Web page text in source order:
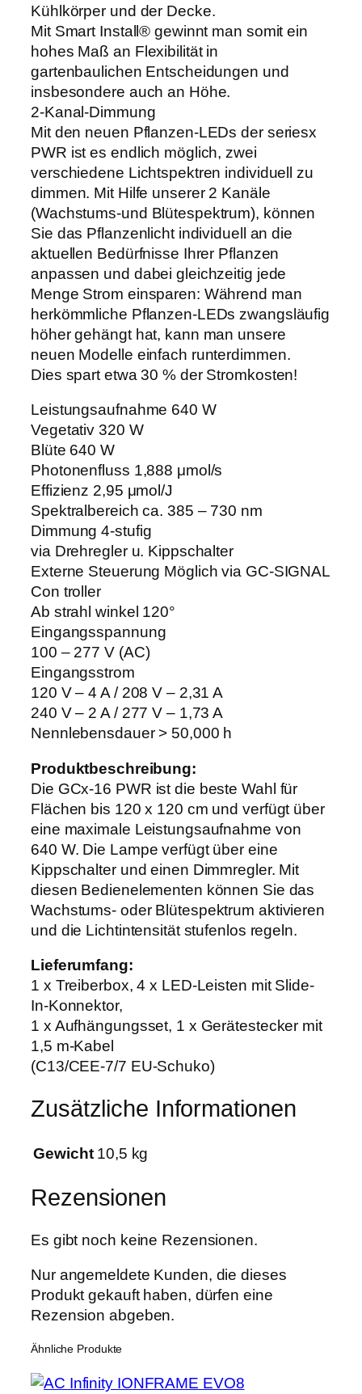
Kühlkörper und der Decke.
Mit Smart Install® gewinnt man somit ein
hohes Maß an Flexibilität in
gartenbaulichen Entscheidungen und
insbesondere auch an Höhe.
2-Kanal-Dimmung
Mit den neuen Pflanzen-LEDs der seriesx
PWR ist es endlich möglich, zwei
verschiedene Lichtspektren individuell zu
dimmen. Mit Hilfe unserer 2 Kanäle
(Wachstums-und Blütespektrum), können
Sie das Pflanzenlicht individuell an die
aktuellen Bedürfnisse Ihrer Pflanzen
anpassen und dabei gleichzeitig jede
Menge Strom einsparen: Während man
herkömmliche Pflanzen-LEDs zwangsläufig
höher gehängt hat, kann man unsere
neuen Modelle einfach runterdimmen.
Dies spart etwa 30 % der Stromkosten!
Leistungsaufnahme 640 W
Vegetativ 320 W
Blüte 640 W
Photonenfluss 1,888 μmol/s
Effizienz 2,95 μmol/J
Spektralbereich ca. 385 – 730 nm
Dimmung 4-stufig
via Drehregler u. Kippschalter
Externe Steuerung Möglich via GC-SIGNAL
Con troller
Ab strahl winkel 120°
Eingangsspannung
100 – 277 V (AC)
Eingangsstrom
120 V – 4 A / 208 V – 2,31 A
240 V – 2 A / 277 V – 1,73 A
Nennlebensdauer > 50,000 h
Produktbeschreibung:
Die GCx-16 PWR ist die beste Wahl für
Flächen bis 120 x 120 cm und verfügt über
eine maximale Leistungsaufnahme von
640 W. Die Lampe verfügt über eine
Kippschalter und einen Dimmregler. Mit
diesen Bedienelementen können Sie das
Wachstums- oder Blütespektrum aktivieren
und die Lichtintensität stufenlos regeln.
Lieferumfang:
1 x Treiberbox, 4 x LED-Leisten mit Slide-
In-Konnektor,
1 x Aufhängungsset, 1 x Gerätestecker mit
1,5 m-Kabel
(C13/CEE-7/7 EU-Schuko)
Zusätzliche Informationen
Gewicht 10,5 kg
Rezensionen
Es gibt noch keine Rezensionen.
Nur angemeldete Kunden, die dieses
Produkt gekauft haben, dürfen eine
Rezension abgeben.
Ähnliche Produkte